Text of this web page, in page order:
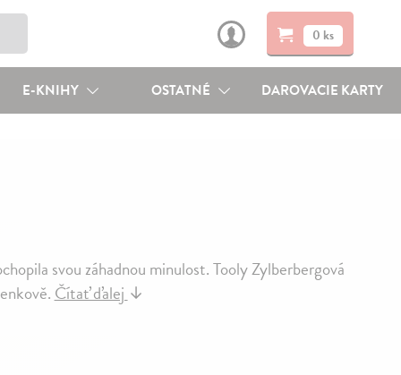
0 ks
E-KNIHY OSTATNÉ DAROVACIE KARTY
svou záhadnou minulost. Tooly Zylberbergová
Čítať ďalej↓